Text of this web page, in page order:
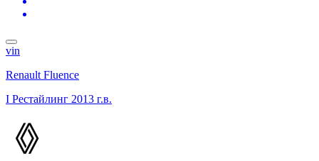
vin
Renault Fluence
I Рестайлинг 2013 г.в.